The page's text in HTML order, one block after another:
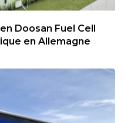
Doosan Fuel Cell
en Allemagne